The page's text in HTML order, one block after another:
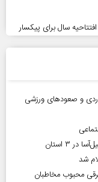
و صعودهای ورزشی
شد
محبوب مخاطبان